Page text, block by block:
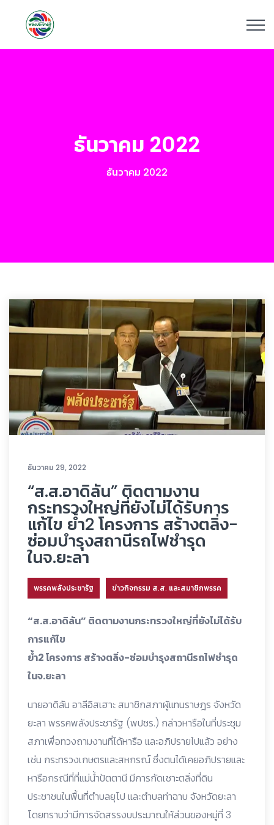
ธันวาคม 2022
ธันวาคม 2022
ธันวาคม 29, 2022
“ส.ส.อาดิลัน” ติดตามงาน
กระทรวงใหญ่ที่ยังไม่ได้รับการ
แก้ไข ย้ำ2 โครงการ สร้างตลิ่ง-
ซ่อมบำรุงสถานีรถไฟชำรุด
ในจ.ยะลา
พรรคพลังประชารัฐ ข่าวกิจกรรม ส.ส. และสมาชิกพรรค
“ส.ส.อาดิลัน” ติดตามงานกระทรวงใหญ่ที่ยังไม่ได้รับ
การแก้ไข
ย้ำ2 โครงการ สร้างตลิ่ง-ซ่อมบำรุงสถานีรถไฟชำรุด
ในจ.ยะลา
นายอาดิลัน อาลีอิสเฮาะ สมาชิกสภาผู้แทนราษฎร จังหวัด
ยะลา พรรคพลังประชารัฐ (พปชร.) กล่าวหารือในที่ประชุม
สภาเพื่อทวงถามงานที่ได้หารือ และอภิปรายไปแล้ว อย่าง
เช่น กระทรวงเกษตรและสหกรณ์ ซึ่งตนได้เคยอภิปรายและ
หารือกรณีที่ที่แม่น้ำปัตตานี มีการกัดเซาะตลิ่งที่ดิน
ประชาชนในพื้นที่ตำบลยุโป และตำบลท่าฉาบ จังหวัดยะลา
โดยทราบว่ามีการจัดสรรงบประมาณให้ส่วนของหมู่ที่ 3